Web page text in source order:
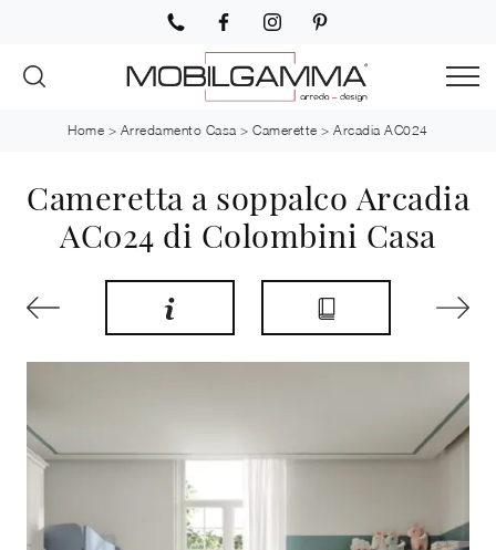
Home > Arredamento Casa >Camerette >Arcadia AC024
Cameretta a soppalco Arcadia
AC024 di Colombini Casa